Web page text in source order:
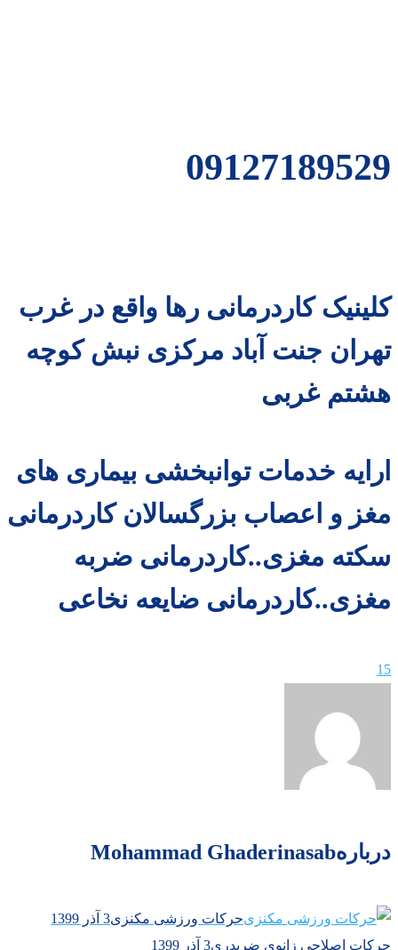
09127189529
کلینیک کاردرمانی رها واقع در غرب
تهران جنت آباد مرکزی نبش کوچه
هشتم غربی
ارایه خدمات توانبخشی بیماری های
مغز و اعصاب بزرگسالان کاردرمانی
سکته مغزی..کاردرمانی ضربه
مغزی..کاردرمانی ضایعه نخاعی
15
دربارهMohammad Ghaderinasab
حرکات ورزشی مکنزی3 آذر 1399
حرکات اصلاحی زانوی ضربدری3 آذر 1399